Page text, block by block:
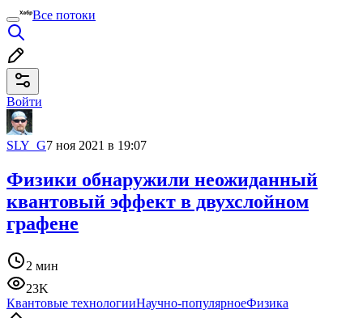
Все потоки
Войти
SLY_G7 ноя 2021 в 19:07
Физики обнаружили неожиданный
квантовый эффект в двухслойном
графене
2 мин
23K
Квантовые технологииНаучно-популярноеФизика